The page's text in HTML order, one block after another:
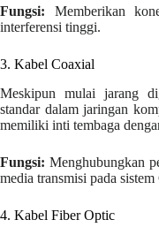
Fungsi: Memberikan
interferensi tinggi.
3. Kabel Coaxial
Meskipun mulai jarang
standar dalam jaringan
memiliki inti tembaga
Fungsi: Menghubungkan
media transmisi pada
4. Kabel Fiber Optic